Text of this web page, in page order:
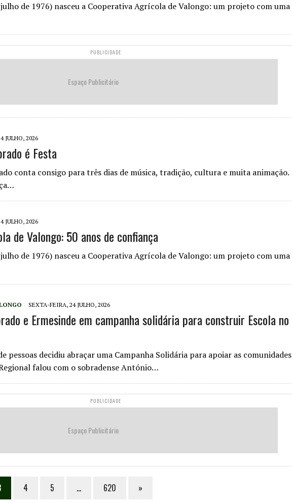
de 1976) nasceu a Cooperativa Agrícola de Valongo: um projeto com uma
PUBLICIDADE
Espaço Publicitário
JULHO, 2026
é Festa
conta consigo para três dias de música, tradição, cultura e muita animação.
JULHO, 2026
de Valongo: 50 anos de confiança
de 1976) nasceu a Cooperativa Agrícola de Valongo: um projeto com uma
SEXTA-FEIRA, 24 JULHO, 2026
e Ermesinde em campanha solidária para construir Escola no
pessoas decidiu abraçar uma Campanha Solidária para apoiar as comunidades
falou com o sobradense António…
PUBLICIDADE
Espaço Publicitário
4 5 … 620 »